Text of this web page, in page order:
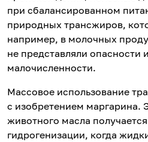
при сбалансированном
природных трансжиров,
например, в молочных
не представляли опасности
малочисленности.
Массовое использование
с изобретением маргарина.
животного масла
гидрогенизации, когда